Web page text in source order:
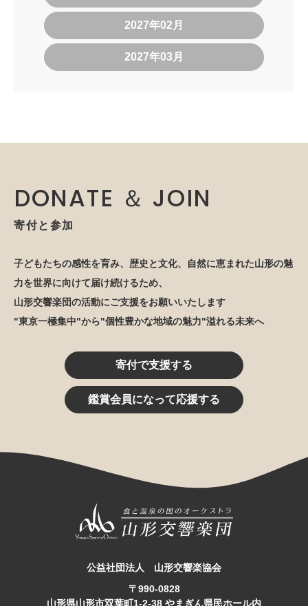
2027年02月
2027年03月
DONATE ＆ JOIN
寄付と参加
子どもたちの感性を育み、歴史と文化、自然に恵まれた山形の魅
力を世界に向けて届け続けるため、
山形交響楽団の活動にご支援をお願いいたします
"東京一極集中"から"個性豊かな地域の魅力"溢れる未来へ
寄付で支援する
鑑賞会員になって応援する
公益社団法人 山形交響楽協会
〒990-0828
山形県山形市双葉町1-2-38 やまぎん県民ホール内